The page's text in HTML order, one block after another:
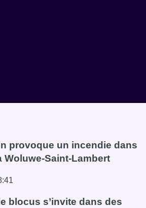
provoque un incendie dans
Woluwe-Saint-Lambert
provoque un incendie dans
blocus s’invite dans des